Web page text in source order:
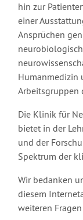
hin zur
einer
Ansprüchen
Humanmedizin
Arbeitsgruppen
Die Klinik für
bietet in der
und der
Spektrum der
Wir bedanken
diesem
weiteren